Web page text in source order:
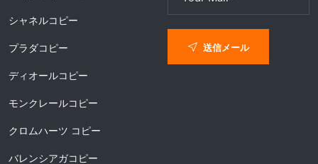
シャネルコピー
プラダコピー
ディオールコピー
モンクレールコピー
クロムハーツ コピー
バレンシアガコピー
送信メール